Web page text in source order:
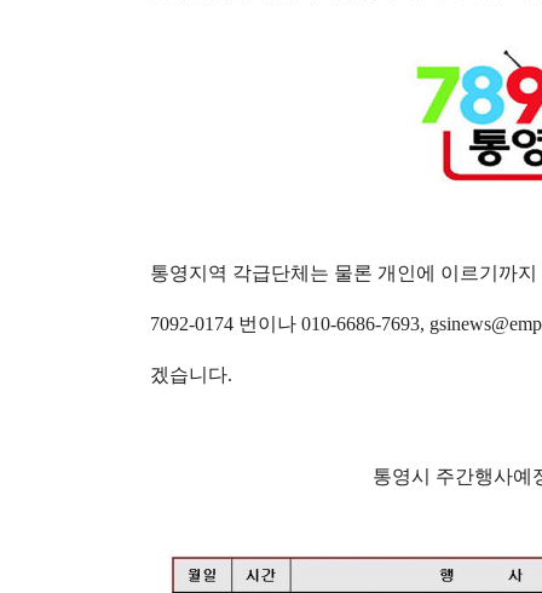
통영지역 각급단체는 물론 개인에 이르기까
7092-0174 번이나 010-6686-7693,
겠습니다.
통영시 주간행사예